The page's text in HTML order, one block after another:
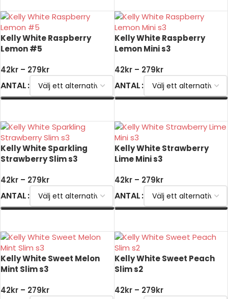
Kelly White Raspberry
Lemon #5
42kr – 279kr
ANTAL
Kelly White Raspberry
Lemon Mini s3
42kr – 279kr
ANTAL
Kelly White Sparkling
Strawberry Slim s3
42kr – 279kr
ANTAL
Kelly White Strawberry
Lime Mini s3
42kr – 279kr
ANTAL
Kelly White Sweet Melon
Mint Slim s3
42kr – 279kr
Kelly White Sweet Peach
Slim s2
42kr – 279kr